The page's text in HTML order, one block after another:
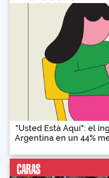
"Usted Está Aquí": el
Argentina en un 44%